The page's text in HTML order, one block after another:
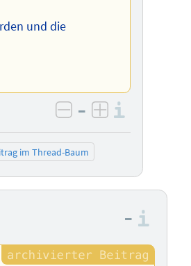
und die
negativ bewerten
– positiv
im Thread-Baum
–